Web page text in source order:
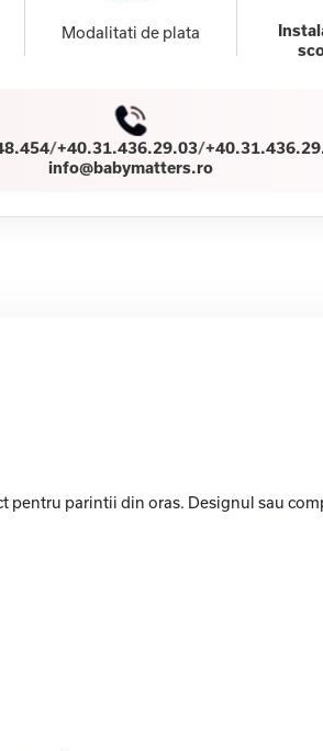
Modalitati de plata
/+40.31.436.29.03/
info@babymatters.ro
pentru parintii din oras. Designul sau